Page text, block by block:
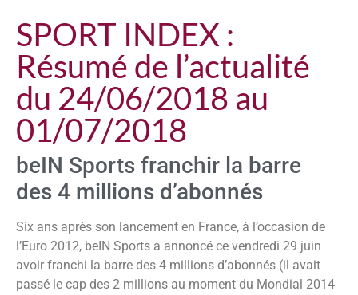
SPORT INDEX :
Résumé de l’actualité
du 24/06/2018 au
01/07/2018
beIN Sports franchir la barre
des 4 millions d’abonnés
Six ans après son lancement en France, à l’occasion de
l’Euro 2012, beIN Sports a annoncé ce vendredi 29 juin
avoir franchi la barre des 4 millions d’abonnés (il avait
passé le cap des 2 millions au moment du Mondial 2014